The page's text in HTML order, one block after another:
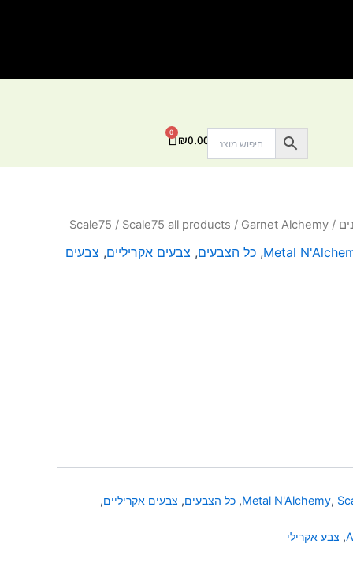
₪0.00
0
עגלת
/
Scale75 / Scale75 all products / Garnet Alchemy
Metal
, כל הצבעים, צבעים אקריליים, צבעים
Metal N'Alchemy,
, כל הצבעים, צבעים אקריליים,
, צבע אקרילי